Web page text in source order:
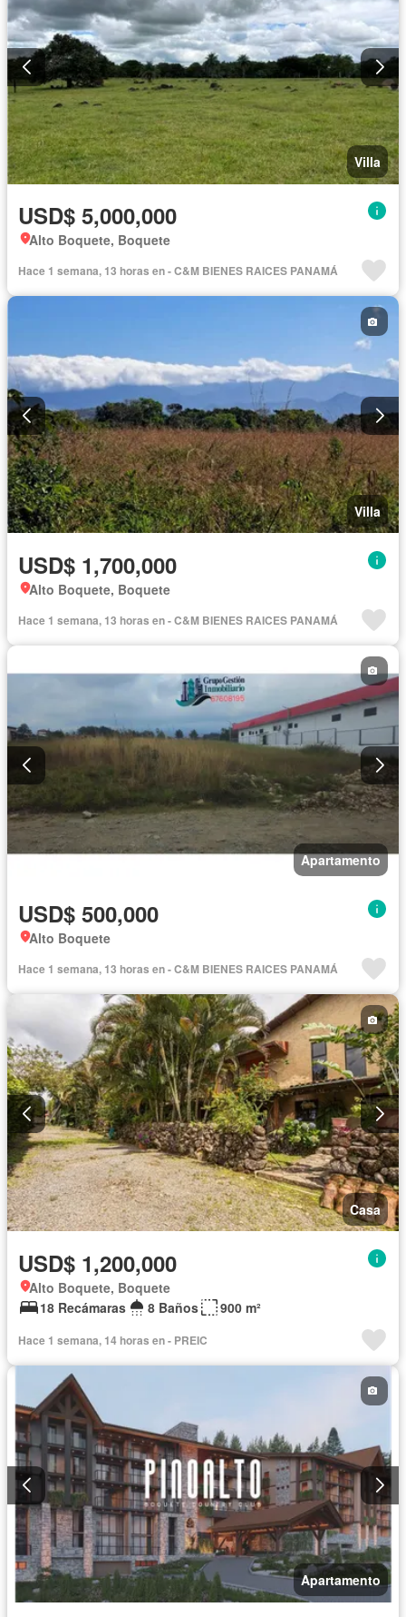
Villa
USD$ 5,000,000
Alto Boquete, Boquete
Hace 1 semana, 13 horas en - C&M BIENES RAICES PANAMÁ
Villa
USD$ 1,700,000
Alto Boquete, Boquete
Hace 1 semana, 13 horas en - C&M BIENES RAICES PANAMÁ
Apartamento
USD$ 500,000
Alto Boquete
Hace 1 semana, 13 horas en - C&M BIENES RAICES PANAMÁ
Casa
USD$ 1,200,000
Alto Boquete, Boquete
18 Recámaras
8 Baños 900 m²
Hace 1 semana, 14 horas en - PREIC
Apartamento